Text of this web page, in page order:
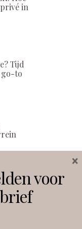
in
Tijd
go-to
voor
×